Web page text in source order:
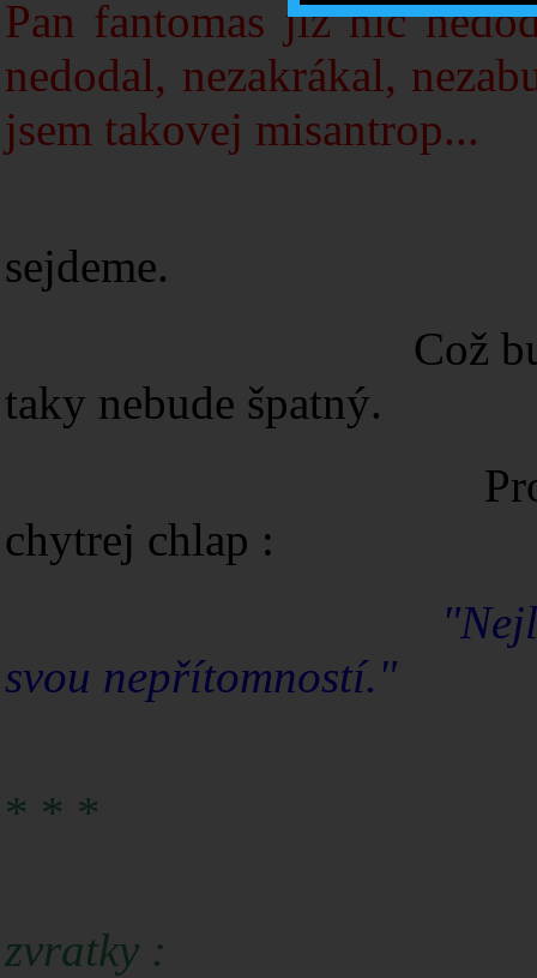
Pan fantomas již nic
nedodal, nezakrákal,
jsem takovej misantrop...
sejdeme.
Což bude
taky nebude špatný.
Protože jak
chytrej chlap :
svou nepřítomností."
* * *
zvratky :